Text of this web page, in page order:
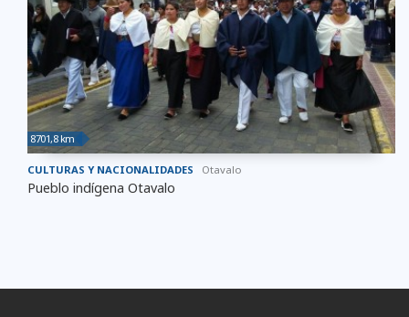
8701,8 km
CULTURAS Y NACIONALIDADES Otavalo
Pueblo indígena Otavalo